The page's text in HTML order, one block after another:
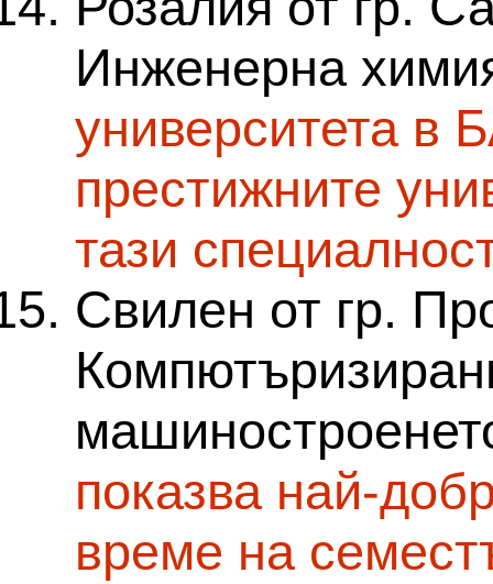
Инженерна
университета в
престижните
тази
Свилен от гр.
показва най-
време на